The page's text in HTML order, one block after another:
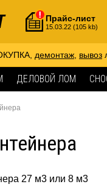
Прайс-лист
15.03.22 (105 kb)
демонтаж вывоз
ДЕЛОВОЙ ЛОМ
27 м3 или 8 м3